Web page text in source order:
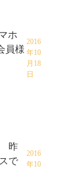
ホ
員様
2016
年10
月18
日
昨
で
2016
年10